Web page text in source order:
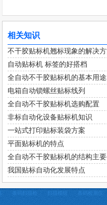
相关知识
不干胶贴标机翘标现象的解决
自动贴标机 标签的好搭档
全自动不干胶贴标机的基本用
电箱自动锁螺丝贴标线列
全自动不干胶贴标机选购配置
非标自动化设备贴标机知识
一站式打印贴标装袋方案
平面贴标机的特点
全自动不干胶贴标机的结构主
我国贴标自动化发展特点
条码扫描枪 扫描模组 条码检测仪